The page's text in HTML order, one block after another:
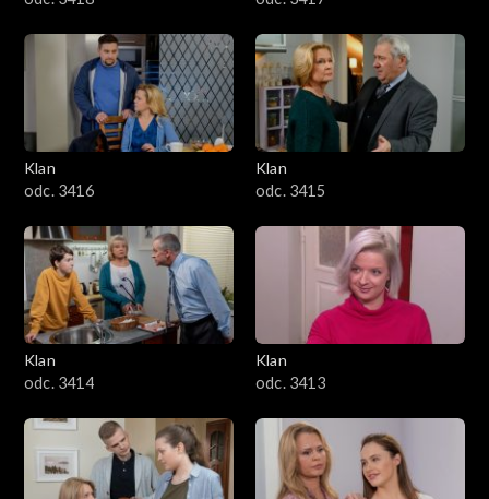
Klan
odc. 3416
Klan
odc. 3415
Klan
odc. 3414
Klan
odc. 3413